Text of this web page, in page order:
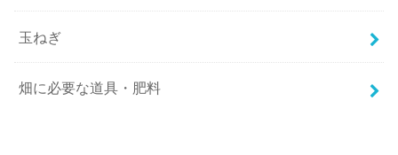
玉ねぎ
畑に必要な道具・肥料